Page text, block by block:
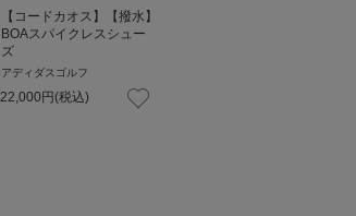
【コードカオス】【撥水】
BOAスパイクレスシュー
ズ
アディダスゴルフ
22,000円(税込)